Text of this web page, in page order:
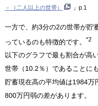
－（二人以上の世帯）
」p.1
一方で、約3分の2の世帯が貯
っているのも特徴的です。
*2
以下のグラフで最も割合が高
世帯（10.2％）であることに
貯蓄現在高の平均値は1984万
800万円弱の差があります。